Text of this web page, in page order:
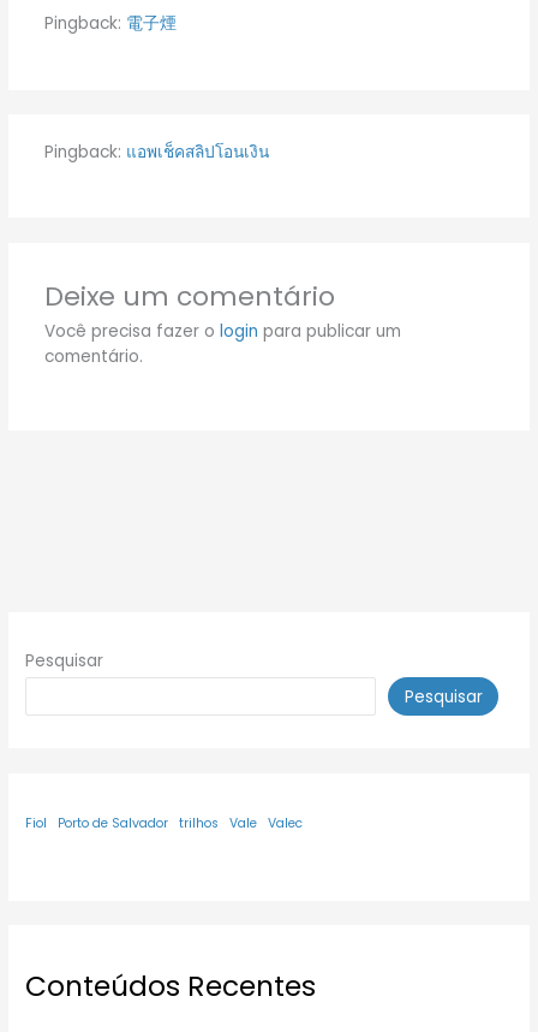
Pingback: 電子煙
Pingback: แอพเช็คสลิปโอนเงิน
Deixe um comentário
Você precisa fazer o login para publicar um
comentário.
Pesquisar
Pesquisar
Fiol Porto de Salvador trilhos Vale Valec
Conteúdos Recentes